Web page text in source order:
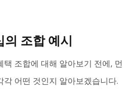
조합 예시
조합에 대해 알아보기 전에, 먼
각 어떤 것인지 알아보겠습니다.